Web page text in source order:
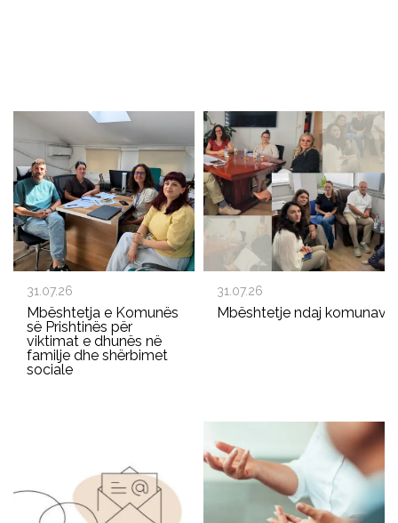
31.07.26
Mbështetja e Komunës
së Prishtinës për
viktimat e dhunës në
familje dhe shërbimet
sociale
31.07.26
Mbështetje ndaj